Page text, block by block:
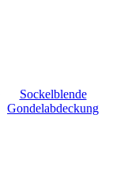
Sockelblende
Gondelabdeckung